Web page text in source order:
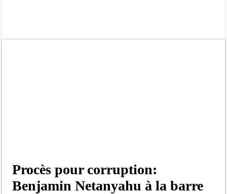
Procès pour corruption:
Benjamin Netanyahu à la barre